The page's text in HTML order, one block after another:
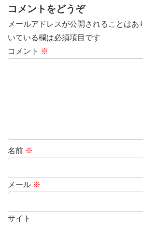
コメントをどうぞ
メールアドレスが公開されることはあ
いている欄は必須項目です
コメント ※
名前 ※
メール ※
サイト